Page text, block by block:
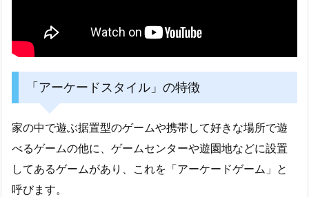
「アーケードスタイル」の特徴
家の中で遊ぶ据置型のゲームや携帯して好きな場所で遊
べるゲームの他に、ゲームセンターや遊園地などに設置
してあるゲームがあり、これを「アーケードゲーム」と
呼びます。